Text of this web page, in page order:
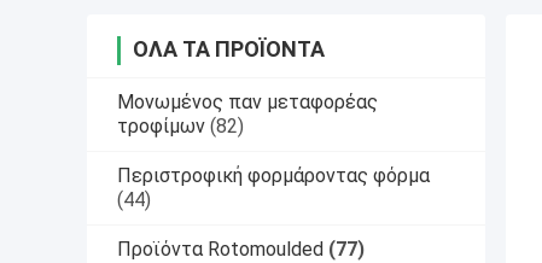
ΌΛΑ ΤΑ ΠΡΟΪΌΝΤΑ
Μονωμένος παν μεταφορέας
τροφίμων (82)
Περιστροφική φορμάροντας φόρμα
(44)
Προϊόντα Rotomoulded (77)